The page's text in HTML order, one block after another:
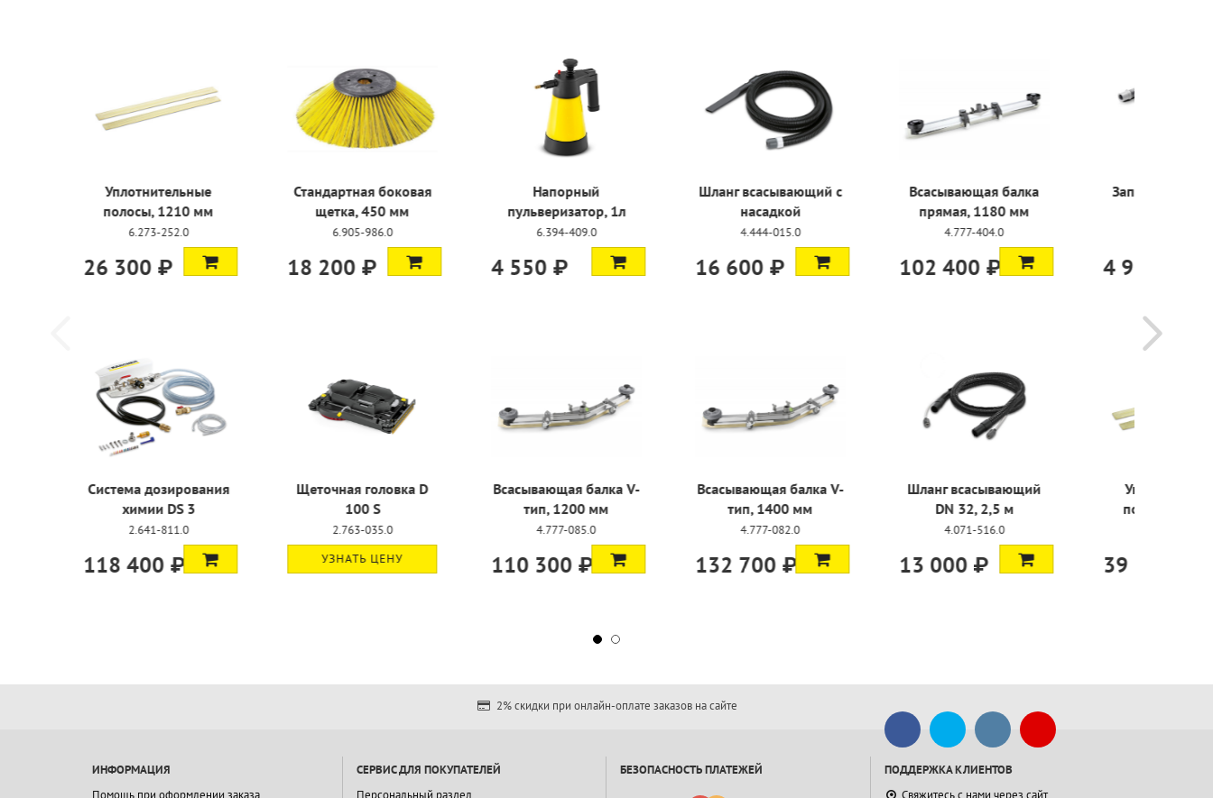
Уплотнительные
полосы, 1210 мм
6.273-252.0
26 300 ₽
Стандартная боковая
щетка, 450 мм
6.905-986.0
18 200 ₽
Напорный
пульверизатор, 1л
6.394-409.0
4 550 ₽
Шланг всасывающий с
насадкой
4.444-015.0
16 600 ₽
Всасывающая балка
прямая, 1180 мм
4.777-404.0
102 400 ₽
Система дозирования
химии DS 3
2.641-811.0
118 400 ₽
Щеточная головка D
2.763-035.0
УЗНАТЬ ЦЕНУ
Всасывающая балка V-
тип, 1200 мм
4.777-085.0
110 300 ₽
Всасывающая балка V-
тип, 1400 мм
4.777-082.0
132 700 ₽
Шланг всасывающий
DN 32, 2,5 м
4.071-516.0
13 000 ₽
2% скидки при онлайн-оплате заказов на сайте
ИНФОРМАЦИЯ
СЕРВИС ДЛЯ ПОКУПАТЕЛЕЙ
БЕЗОПАСНОСТЬ ПЛАТЕЖЕЙ
ПОДДЕРЖКА КЛИЕНТОВ